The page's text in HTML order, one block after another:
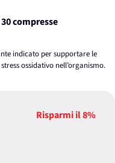
compresse
indicato per supportare le
ossidativo nell’organismo.
Risparmi il8%